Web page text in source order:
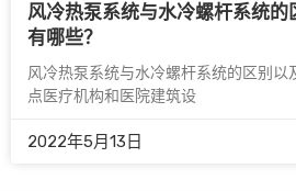
风冷热泵系统与水冷螺杆系统
有哪些？
风冷热泵系统与水冷螺杆系统的区别以
点医疗机构和医院建筑设
2022年5月13日